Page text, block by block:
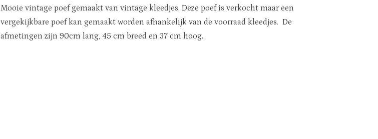
Mooie vintage poef gemaakt van vintage kleedjes. Deze poef is verkocht maar een
vergekijkbare poef kan gemaakt worden afhankelijk van de voorraad kleedjes. De
afmetingen zijn 90cm lang, 45 cm breed en 37 cm hoog.